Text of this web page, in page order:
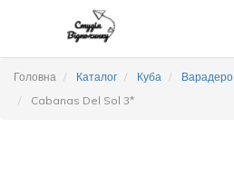
Головна Каталог Куба Варадеро
Cabanas Del Sol 3*